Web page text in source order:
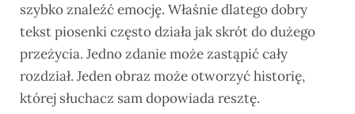
szybko znaleźć emocję. Właśnie dlatego dobry
tekst piosenki często działa jak skrót do dużego
przeżycia. Jedno zdanie może zastąpić cały
rozdział. Jeden obraz może otworzyć historię,
której słuchacz sam dopowiada resztę.